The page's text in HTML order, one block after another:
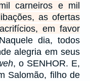
carneiros e mil
as ofertas
em favor
Naquele dia, todos
alegria em seus
, o SENHOR. E,
Salomão, filho de